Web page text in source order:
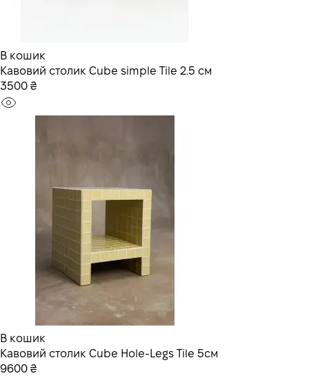
В кошик
Кавовий столик Cube simple Tile 2.5 см
3500 ₴
В кошик
Кавовий столик Cube Hole-Legs Tile 5см
9600 ₴